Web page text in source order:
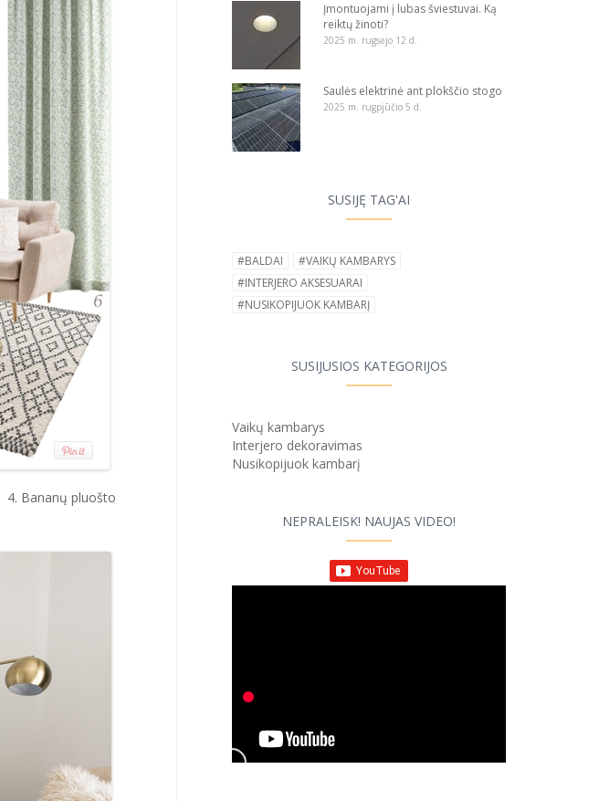
Įmontuojami į lubas šviestuvai. Ką
reiktų žinoti?
2025 m. rugsėjo 12 d.
Saulės elektrinė ant plokščio stogo
2025 m. rugpjūčio 5 d.
SUSIJĘ TAG'AI
#BALDAI
#VAIKŲ KAMBARYS
#INTERJERO AKSESUARAI
#NUSIKOPIJUOK KAMBARĮ
SUSIJUSIOS KATEGORIJOS
Vaikų kambarys
Interjero dekoravimas
Nusikopijuok kambarį
NEPRALEISK! NAUJAS VIDEO!
4. Bananų pluošto